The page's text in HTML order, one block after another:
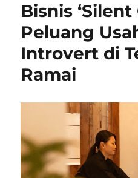
Bisnis ‘Silent
Peluang
Introvert di
Ramai